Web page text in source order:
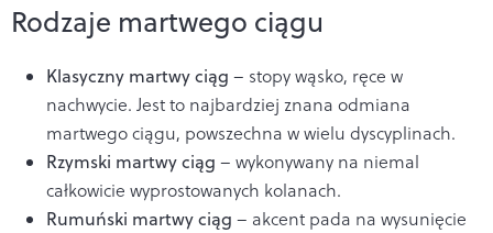
Rodzaje martwego ciągu
Klasyczny martwy ciąg – stopy wąsko, ręce w
nachwycie. Jest to najbardziej znana odmiana
martwego ciągu, powszechna w wielu dyscyplinach.
Rzymski martwy ciąg – wykonywany na niemal
całkowicie wyprostowanych kolanach.
Rumuński martwy ciąg – akcent pada na wysunięcie